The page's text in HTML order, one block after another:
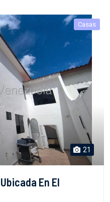
Casas
21
En El